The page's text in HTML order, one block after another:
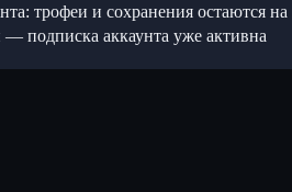
трофеи и сохранения остаются
подписка аккаунта уже активна